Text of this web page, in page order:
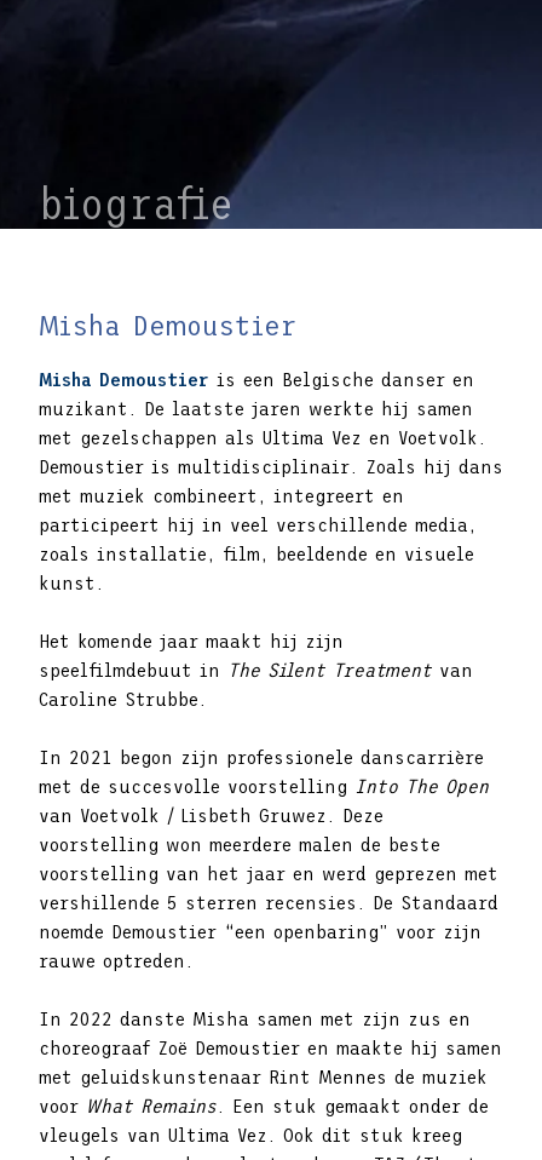
biografie
Misha Demoustier
Misha Demoustier is een Belgische danser en
muzikant. De laatste jaren werkte hij samen
met gezelschappen als Ultima Vez en Voetvolk.
Demoustier is multidisciplinair. Zoals hij dans
met muziek combineert, integreert en
participeert hij in veel verschillende media,
zoals installatie, film, beeldende en visuele
kunst.
Het komende jaar maakt hij zijn
speelfilmdebuut in
The Silent Treatment van
Caroline Strubbe.
In 2021 begon zijn professionele danscarrière
met de succesvolle voorstelling
Into The Open
van Voetvolk / Lisbeth Gruwez. Deze
voorstelling won meerdere malen de beste
voorstelling van het jaar en werd geprezen met
vershillende 5 sterren recensies. De Standaard
noemde Demoustier “een openbaring” voor zijn
rauwe optreden.
In 2022 danste Misha samen met zijn zus en
choreograaf Zoë Demoustier en maakte hij samen
met geluidskunstenaar Rint Mennes de muziek
voor What Remains . Een stuk gemaakt onder de
vleugels van Ultima Vez. Ook dit stuk kreeg